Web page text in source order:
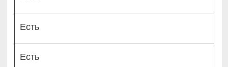
Есть
Есть